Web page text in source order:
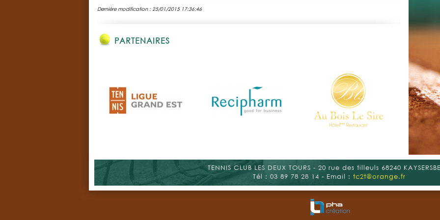
Dernière modification : 25/01/2015 17:36:46
PARTENAIRES
TENNIS CLUB LES DEUX TOURS - 20 rue des tilleuls 68240
Tél : 03 89 78 28 14 - Email : tc2t@orange.fr